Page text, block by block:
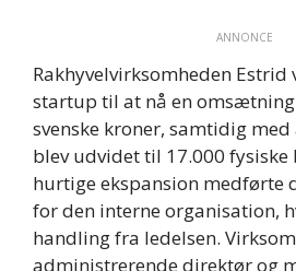
ANNONCE
Rakhyvelvirksomheden Estrid
startup til at nå en
svenske kroner, samtidig
blev udvidet til 17.000 fysiske
hurtige ekspansion medførte
for den interne organisation,
handling fra ledelsen.
administrerende direktør og